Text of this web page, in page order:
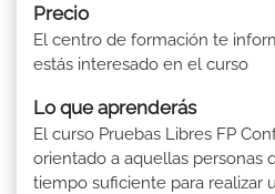
Precio
El centro de formación te
estás interesado en el curso
Lo que aprenderás
El curso Pruebas Libres FP
orientado a aquellas personas
tiempo suficiente para realizar